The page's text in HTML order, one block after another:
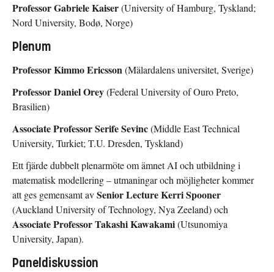
Professor Gabriele Kaiser(University of Hamburg, Tyskland;
Nord University, Bodø, Norge)
Plenum
Professor Kimmo Ericsson(Mälardalens universitet, Sverige)
Professor Daniel Orey(Federal University of Ouro Preto,
Brasilien)
Associate Professor Serife Sevinc(Middle East Technical
University, Turkiet; T.U. Dresden, Tyskland)
Ett fjärde dubbelt plenarmöte om ämnet AI och utbildning i
matematisk modellering – utmaningar och möjligheter kommer
att ges gemensamt avSenior Lecture Kerri Spooner
(Auckland University of Technology, Nya Zeeland) och
Associate Professor Takashi Kawakami(Utsunomiya
University, Japan).
Paneldiskussion